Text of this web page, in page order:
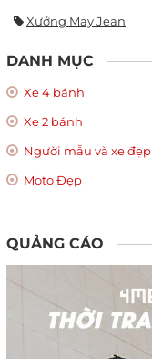
Xưởng May Jean
DANH MỤC
Xe 4 bánh
Xe 2 bánh
Người mẫu và xe đẹp
Moto Đẹp
QUẢNG CÁO